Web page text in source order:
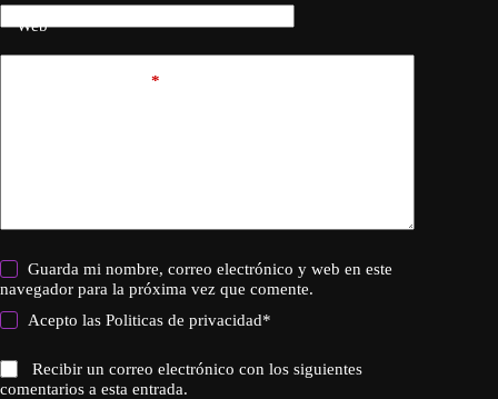
Web
*
Guarda mi nombre, correo electrónico y web en este
navegador para la próxima vez que comente.
Acepto lasPoliticas de privacidad*
Recibir un correo electrónico con los siguientes
comentarios a esta entrada.